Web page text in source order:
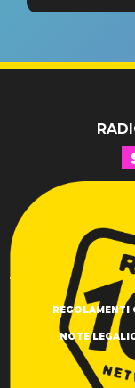
tappa
REGOLAMENTI
NOTE LEGALI